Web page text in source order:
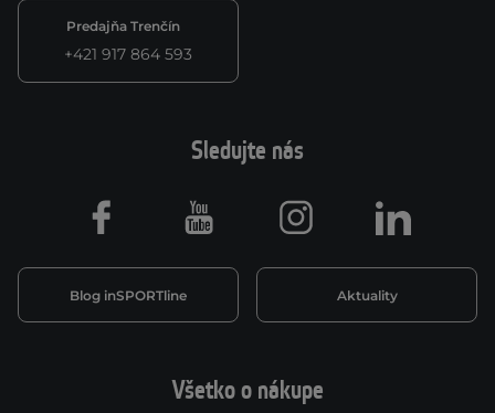
Predajňa Trenčín
+421 917 864 593
Všetko o nákupe
Sledujte nás
Blog inSPORTline Aktuality
Facebook Youtube Instagram LinkedIn